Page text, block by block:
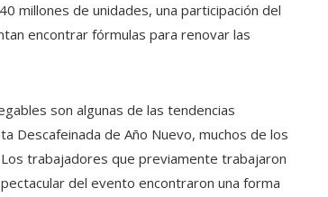
millones de unidades, una participación del
encontrar fórmulas para renovar las
son algunas de las tendencias
Descafeinada de Año Nuevo, muchos de los
trabajadores que previamente trabajaron
del evento encontraron una forma